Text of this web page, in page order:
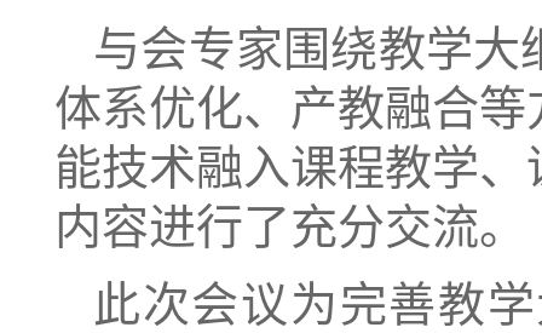
与会专家围绕教学大
体系优化、产教融合
能技术融入课程教学
内容进行了充分交流。
此次会议为完善教